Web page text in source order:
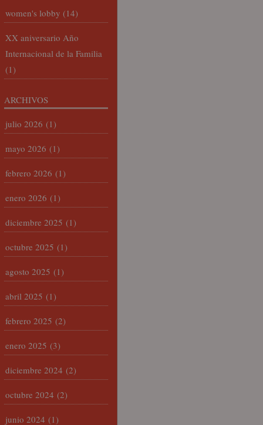
women's lobby (14)
XX aniversario Año
Internacional de la Familia
(1)
ARCHIVOS
julio 2026 (1)
mayo 2026 (1)
febrero 2026 (1)
enero 2026 (1)
diciembre 2025 (1)
octubre 2025 (1)
agosto 2025 (1)
abril 2025 (1)
febrero 2025 (2)
enero 2025 (3)
diciembre 2024 (2)
octubre 2024 (2)
junio 2024 (1)